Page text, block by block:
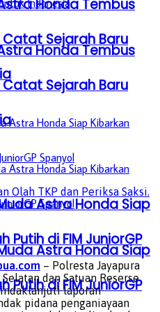
Honda Tembus
Catat Sejarah Baru
Astra Honda Siap
Putih di FIM JuniorGP
Honda Tembus
Catat Sejarah Baru
Astra Honda Siap
Putih di FIM JuniorGP
Olah TKP dan Periksa Saksi.
– Polresta Jayapura
dan Satuan Reserse
laporan
pidana penganiayaan